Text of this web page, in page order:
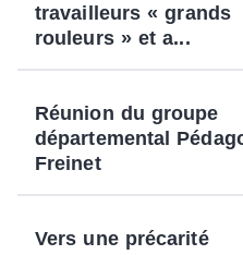
travailleurs « grands
rouleurs » et a...
Réunion du groupe
départemental
Freinet
Vers une précarité